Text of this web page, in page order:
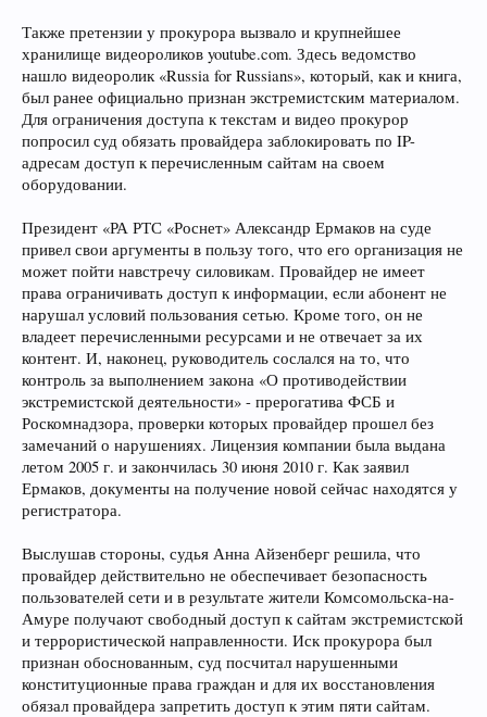
Также претензии у прокурора вызвало и крупнейшее
хранилище видеороликов youtube.com. Здесь ведомство
нашло видеоролик «Russia for Russians», который, как и книга,
был ранее официально признан экстремистским материалом.
Для ограничения доступа к текстам и видео прокурор
попросил суд обязать провайдера заблокировать по IP-
адресам доступ к перечисленным сайтам на своем
оборудовании.
Президент «РА РТС «Роснет» Александр Ермаков на суде
привел свои аргументы в пользу того, что его организация не
может пойти навстречу силовикам. Провайдер не имеет
права ограничивать доступ к информации, если абонент не
нарушал условий пользования сетью. Кроме того, он не
владеет перечисленными ресурсами и не отвечает за их
контент. И, наконец, руководитель сослался на то, что
контроль за выполнением закона «О противодействии
экстремистской деятельности» - прерогатива ФСБ и
Роскомнадзора, проверки которых провайдер прошел без
замечаний о нарушениях. Лицензия компании была выдана
летом 2005 г. и закончилась 30 июня 2010 г. Как заявил
Ермаков, документы на получение новой сейчас находятся у
регистратора.
Выслушав стороны, судья Анна Айзенберг решила, что
провайдер действительно не обеспечивает безопасность
пользователей сети и в результате жители Комсомольска-на-
Амуре получают свободный доступ к сайтам экстремистской
и террористической направленности. Иск прокурора был
признан обоснованным, суд посчитал нарушенными
конституционные права граждан и для их восстановления
обязал провайдера запретить доступ к этим пяти сайтам.